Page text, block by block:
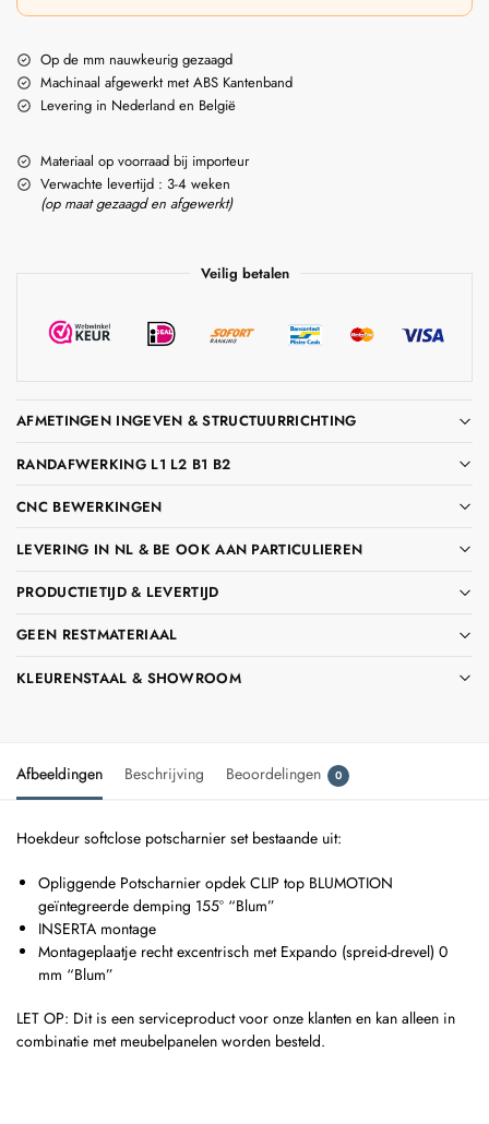
Op de mm nauwkeurig gezaagd
Machinaal afgewerkt met ABS Kantenband
Levering in Nederland en België
Materiaal op voorraad bij importeur
Verwachte levertijd : 3-4 weken
(op maat gezaagd en afgewerkt)
Veilig betalen
AFMETINGEN INGEVEN & STRUCTUURRICHTING
RANDAFWERKING L1 L2 B1 B2
CNC BEWERKINGEN
LEVERING IN NL & BE OOK AAN PARTICULIEREN
PRODUCTIETIJD & LEVERTIJD
GEEN RESTMATERIAAL
KLEURENSTAAL & SHOWROOM
Afbeeldingen Beschrijving Beoordelingen 0
Hoekdeur softclose potscharnier set bestaande uit:
Opliggende Potscharnier opdek CLIP top BLUMOTION
geïntegreerde demping 155º “Blum”
INSERTA montage
Montageplaatje recht excentrisch met Expando (spreid-drevel) 0
mm “Blum”
LET OP: Dit is een serviceproduct voor onze klanten en kan alleen in
combinatie met meubelpanelen worden besteld.